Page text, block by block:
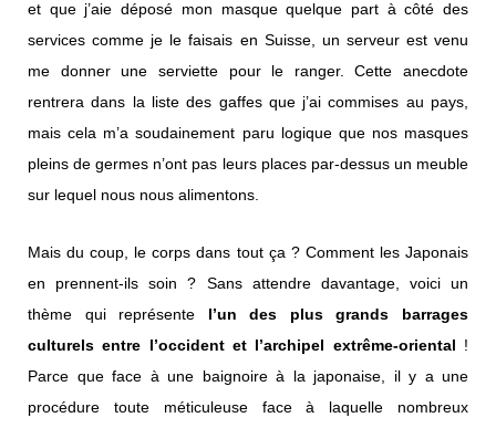
et que j’aie déposé mon masque quelque part à côté des
services comme je le faisais en Suisse, un serveur est venu
me donner une serviette pour le ranger. Cette anecdote
rentrera dans la liste des gaffes que j’ai commises au pays,
mais cela m’a soudainement paru logique que nos masques
pleins de germes n’ont pas leurs places par-dessus un meuble
sur lequel nous nous alimentons.
Mais du coup, le corps dans tout ça ? Comment les Japonais
en prennent-ils soin ? Sans attendre davantage, voici un
thème qui représente
l’un des plus grands barrages
culturels entre l’occident et l’archipel extrême-oriental
!
Parce que face à une baignoire à la japonaise, il y a une
procédure toute méticuleuse face à laquelle nombreux